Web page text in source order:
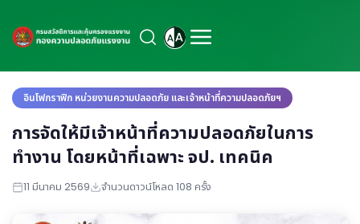
อินโฟกราฟิก หน่วยงานความปลอดภัย และเจ้าหน้าที่ความปลอดภัยฯ
การจัดให้มีเจ้าหน้าที่ความปลอดภัยในการ
ทำงาน โดยหน้าที่เฉพาะ จป. เทคนิค
11 มีนาคม 2569 จำนวนดาวน์โหลด 108 ครั้ง